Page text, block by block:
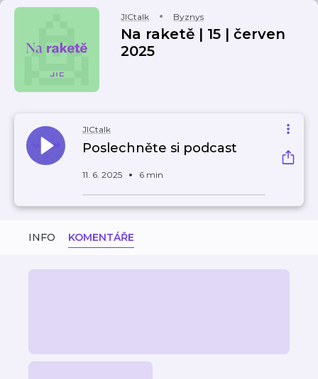
JICtalk Byznys
Na raketě | 15 | červen
2025
JICtalk
Poslechněte si podcast
11. 6. 2025 6 min
INFO KOMENTÁŘE